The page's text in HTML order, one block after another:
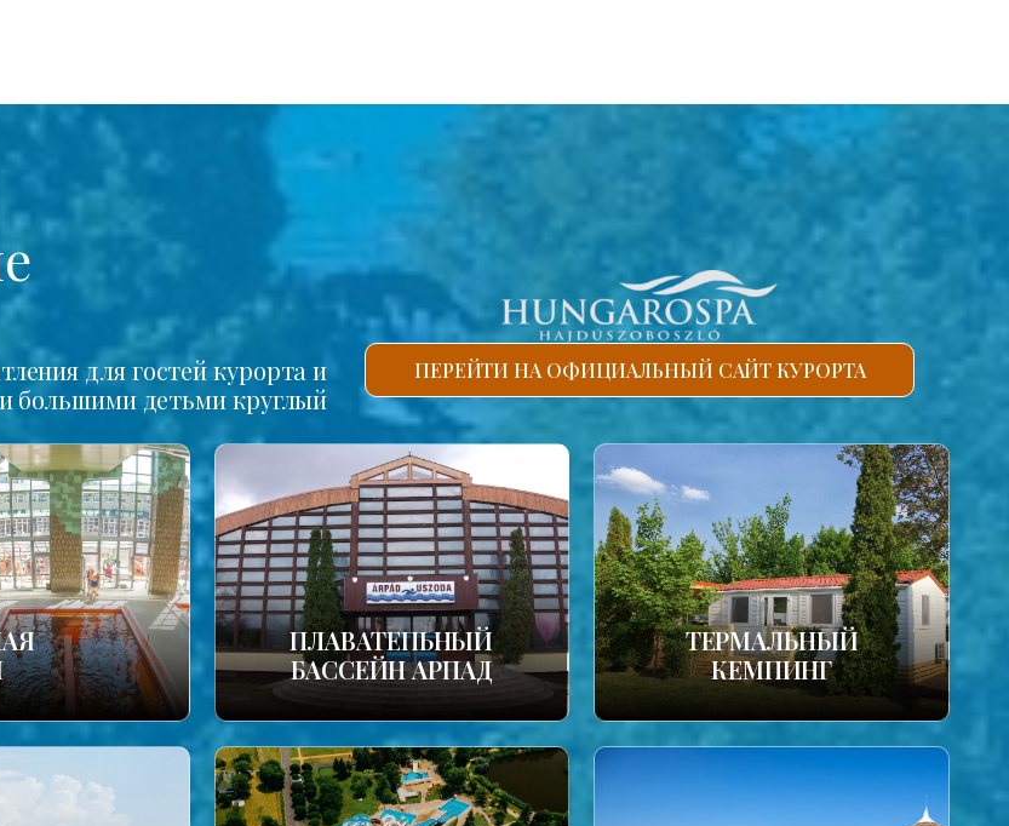
для гостей курорта и
большими детьми круглый
ПЕРЕЙТИ НА ОФИЦИАЛЬНЫЙ САЙТ КУРОРТА
ПЛАВАТЕПЬНЫЙ
БАССЕЙН АРПАД
ТЕРМАЛЬНЫЙ
КЕМПИНГ